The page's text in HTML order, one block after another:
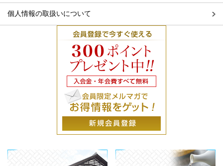
個人情報の取扱いについて